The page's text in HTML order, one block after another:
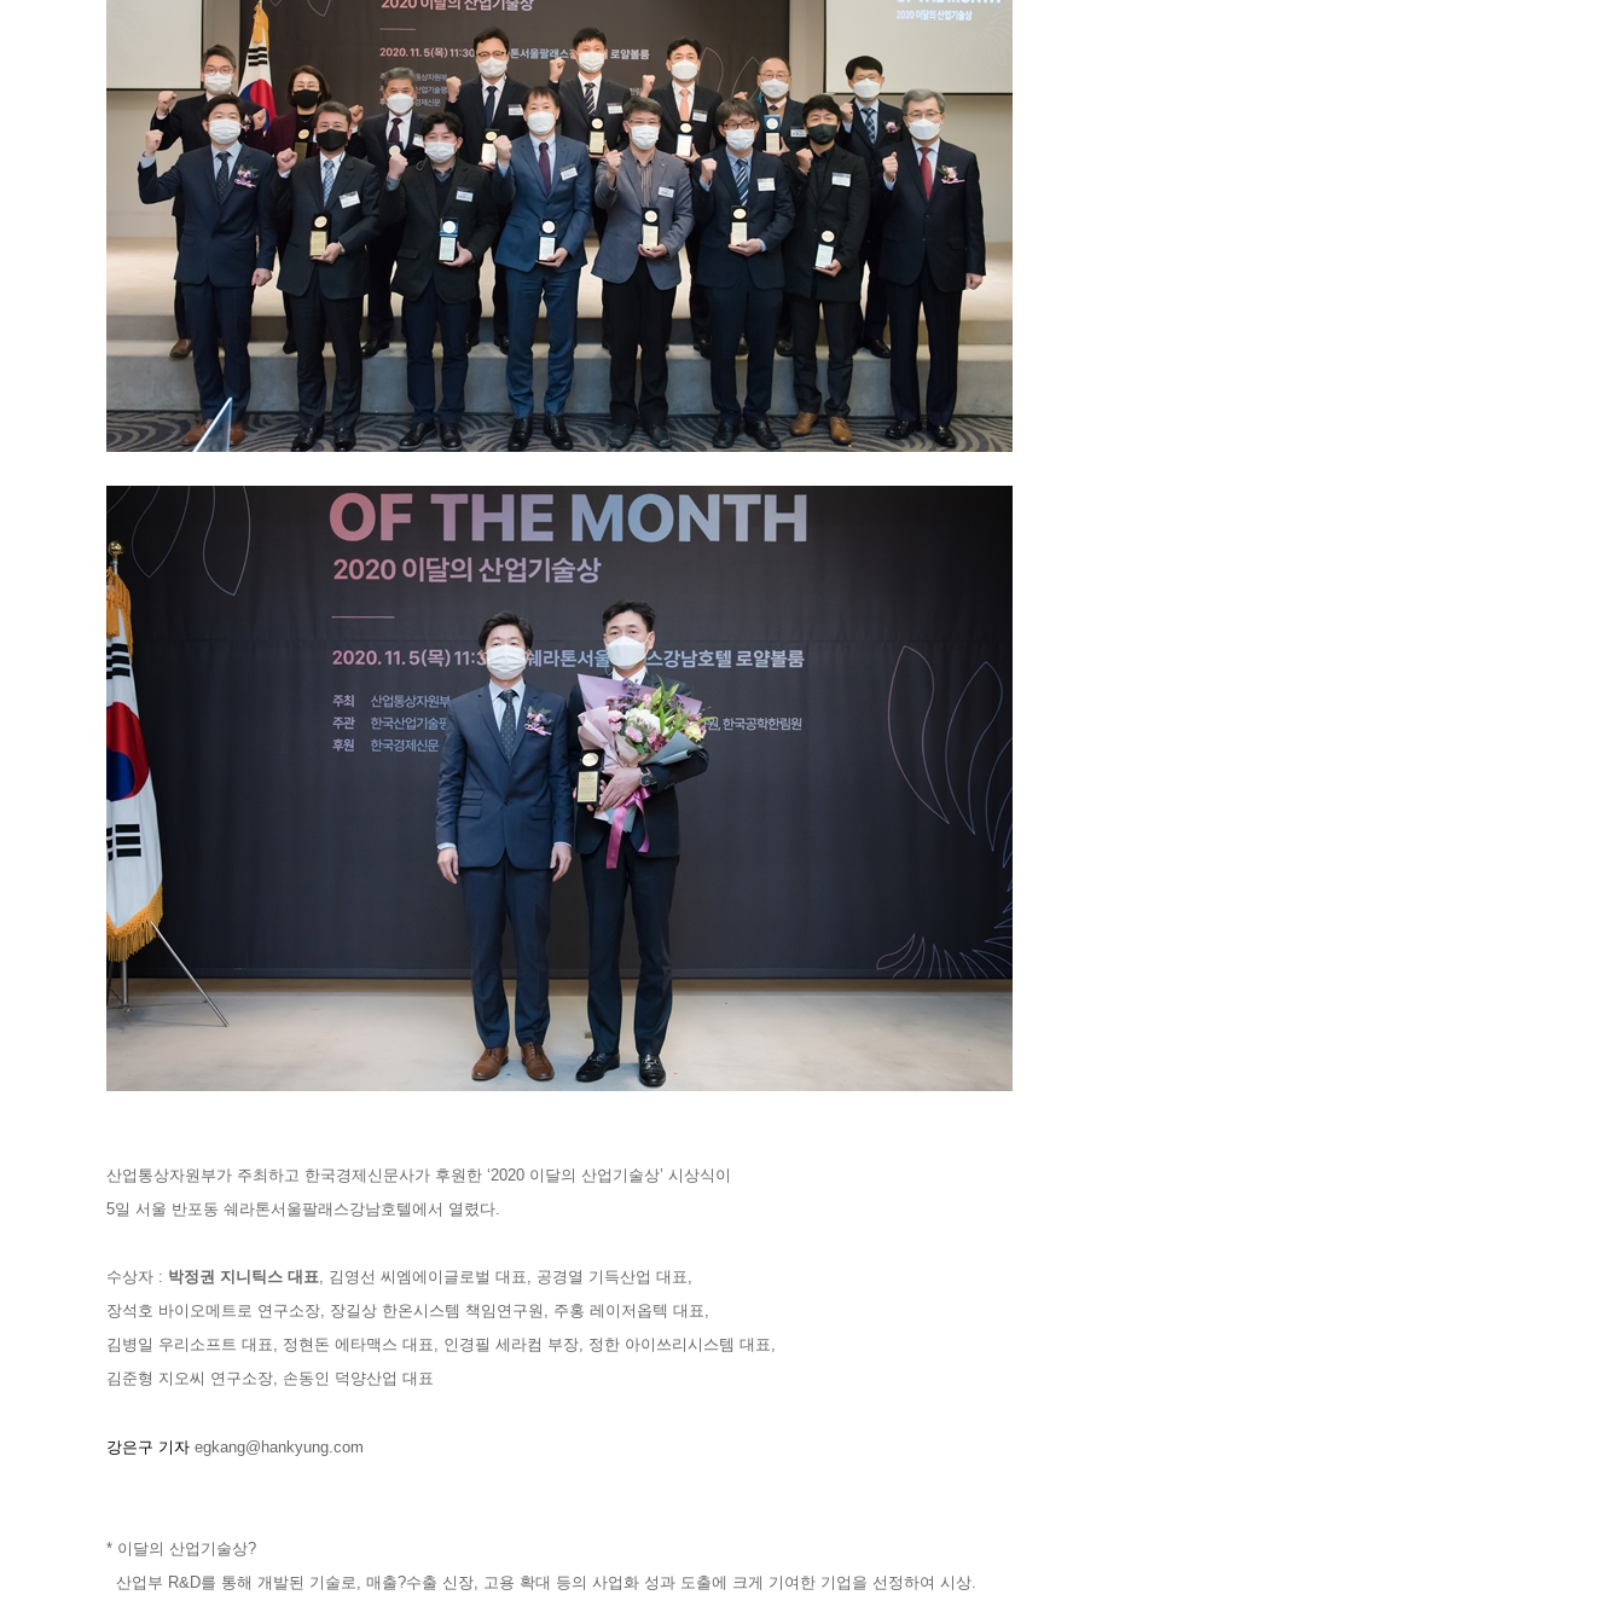
산업통상자원부가 주최하고 한국경제신문사가 후원한 ‘2020 이달의 산업기술상’ 시상식이
5일 서울 반포동 쉐라톤서울팔래스강남호텔에서 열렸다.
수상자 : 박정권 지니틱스 대표, 김영선 씨엠에이글로벌 대표, 공경열 기득산업 대표,
장석호 바이오메트로 연구소장, 장길상 한온시스템 책임연구원, 주홍 레이저옵텍 대표,
김병일 우리소프트 대표, 정현돈 에타맥스 대표, 인경필 세라컴 부장, 정한 아이쓰리시스템 대표,
김준형 지오씨 연구소장, 손동인 덕양산업 대표
강은구 기자 egkang@hankyung.com
* 이달의 산업기술상?
산업부 R&D를 통해 개발된 기술로, 매출?수출 신장, 고용 확대 등의 사업화 성과 도출에 크게 기여한 기업을 선정하여 시상.